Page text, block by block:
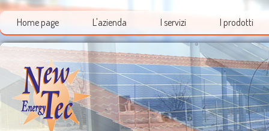
Home page L'azienda I servizi I prodotti